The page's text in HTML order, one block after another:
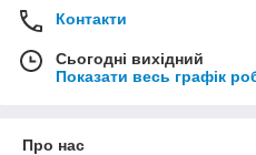
Контакти
Сьогодні вихідний
Показати весь графік
Про нас